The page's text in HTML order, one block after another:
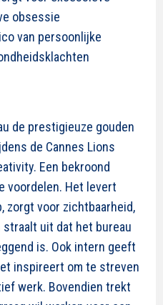
obsessie
van persoonlijke
de prestigieuze gouden
de Cannes Lions
Een bekroond
voordelen. Het levert
zorgt voor zichtbaarheid,
straalt uit dat het bureau
is. Ook intern geeft
inspireert om te streven
werk. Bovendien trekt